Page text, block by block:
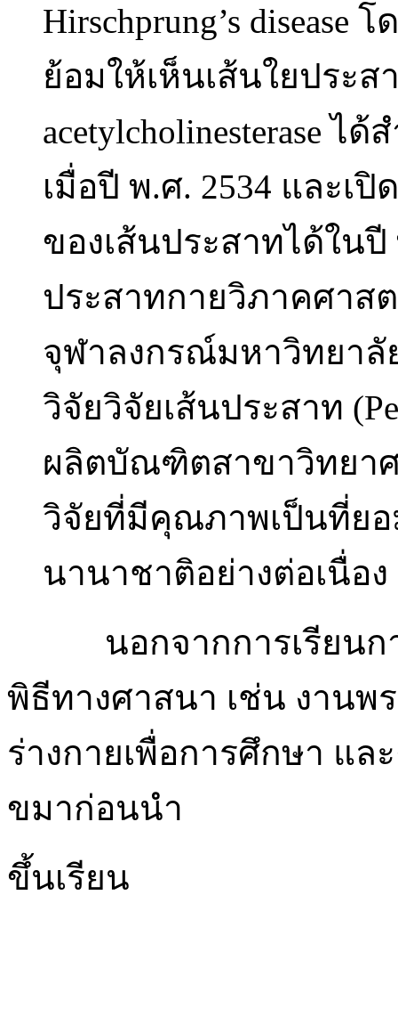
Hirschprung’s disease
ย้อมให้เห็นเส้นใยประส
acetylcholinesterase ไ
เมื่อปี พ.ศ. 2534 และเ
ของเส้นประสาทได้ใน
ประสาทกายวิภาคศาส
จุฬาลงกรณ์มหาวิทยาลั
วิจัยวิจัยเส้นประสาท
ผลิตบัณฑิตสาขาวิทยา
วิจัยที่มีคุณภาพเป็นที่ยอ
นานาชาติอย่างต่อเนื่อง
นอกจากการเรียนกา
พิธีทางศาสนา เช่น งานพ
ร่างกายเพื่อการศึกษา แ
ขมาก่อนนำ
ขึ้นเรียน